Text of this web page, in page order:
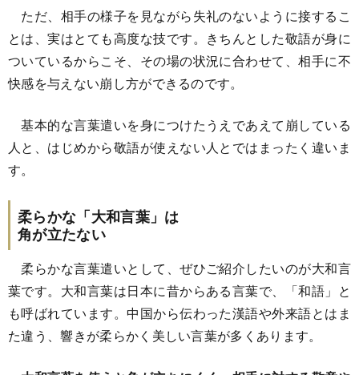
ただ、相手の様子を見ながら失礼のないように接するこ
とは、実はとても高度な技です。きちんとした敬語が身に
ついているからこそ、その場の状況に合わせて、相手に不
快感を与えない崩し方ができるのです。
基本的な言葉遣いを身につけたうえであえて崩している
人と、はじめから敬語が使えない人とではまったく違いま
す。
柔らかな「大和言葉」は
角が立たない
柔らかな言葉遣いとして、ぜひご紹介したいのが大和言
葉です。大和言葉は日本に昔からある言葉で、「和語」と
も呼ばれています。中国から伝わった漢語や外来語とはま
た違う、響きが柔らかく美しい言葉が多くあります。